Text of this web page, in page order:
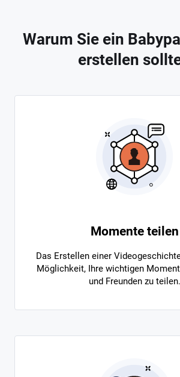
Warum Sie ein
erstellen
Momente teilen
Das Erstellen einer
Möglichkeit, Ihre wichtigen
und Freunden zu teilen.